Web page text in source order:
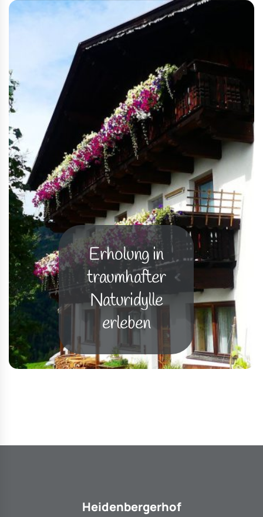
Erholung in
traumhafter
Naturidylle
erleben
Heidenbergerhof